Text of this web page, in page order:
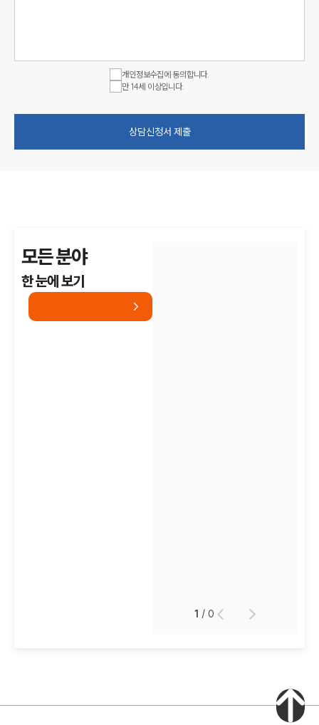
개인정보수집에 동의합니다.
만 14세 이상입니다.
상담신청서 제출
모든 분야
한 눈에 보기
1 /0